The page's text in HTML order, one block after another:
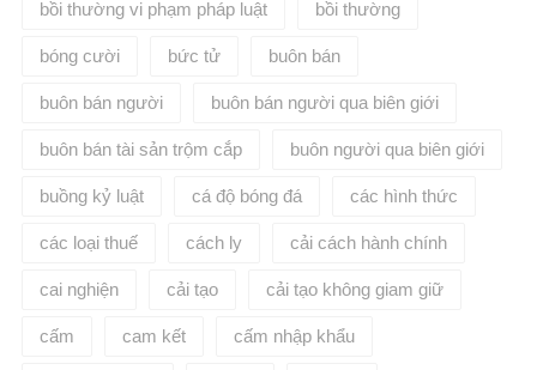
bồi thường vi phạm pháp luật bồi thường​
bóng cười bức tử buôn bán
buôn bán người buôn bán người qua biên giới
buôn bán tài sản trộm cắp buôn người qua biên giới
buồng kỷ luật cá độ bóng đá các hình thức
các loại thuế cách ly cải cách hành chính
cai nghiện cải tạo cải tạo không giam giữ
cấm cam kết cấm nhập khẩu